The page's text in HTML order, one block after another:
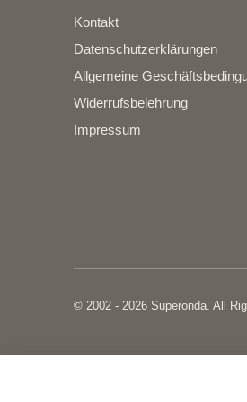
Kontakt
Datenschutzerklärungen
Allgemeine
Widerrufsbelehrung
Impressum
© 2002 - 2026 Superonda. All